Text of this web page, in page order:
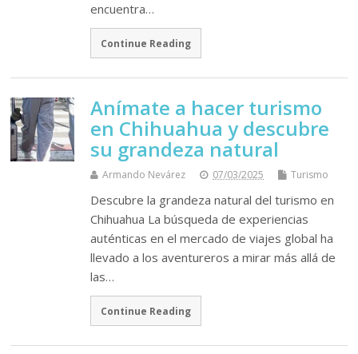
encuentra…
Continue Reading
Anímate a hacer turismo
en Chihuahua y descubre
su grandeza natural
Armando Nevárez 07/03/2025 Turismo
Descubre la grandeza natural del turismo en
Chihuahua La búsqueda de experiencias
auténticas en el mercado de viajes global ha
llevado a los aventureros a mirar más allá de
las…
Continue Reading